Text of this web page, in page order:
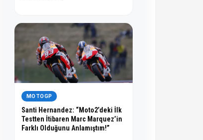
MOTOGP
Santi Hernandez: “Moto2’deki İlk
Testten İtibaren Marc Marquez’in
Farklı Olduğunu Anlamıştım!”